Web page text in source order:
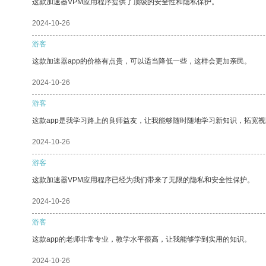
这款加速器VPM应用程序提供了顶级的安全性和隐私保护。
2024-10-26
游客
这款加速器app的价格有点贵，可以适当降低一些，这样会更加亲民。
2024-10-26
游客
这款app是我学习路上的良师益友，让我能够随时随地学习新知识，拓宽
2024-10-26
游客
这款加速器VPM应用程序已经为我们带来了无限的隐私和安全性保护。
2024-10-26
游客
这款app的老师非常专业，教学水平很高，让我能够学到实用的知识。
2024-10-26